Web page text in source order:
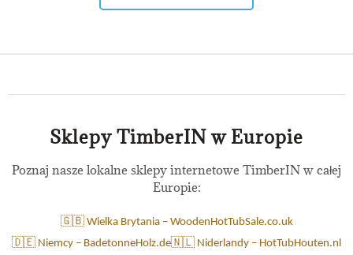
Sklepy TimberIN w Europie
Poznaj nasze lokalne sklepy internetowe TimberIN w całej
Europie:
🇬🇧 Wielka Brytania – WoodenHotTubSale.co.uk
🇩🇪 Niemcy – BadetonneHolz.de🇳🇱 Niderlandy – HotTubHouten.nl